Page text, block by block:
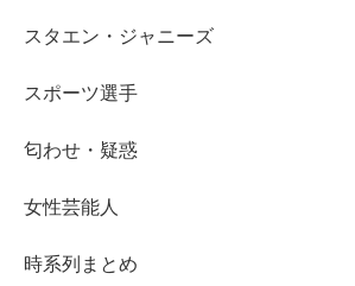
スタエン・ジャニーズ
スポーツ選手
匂わせ・疑惑
女性芸能人
時系列まとめ